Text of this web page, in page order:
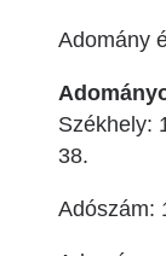
Adomány
Székhely:
38.
Adószám: